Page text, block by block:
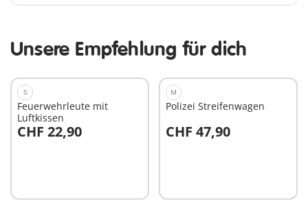
Unsere Empfehlung für dich
S
Feuerwehrleute mit
Luftkissen
CHF 22,90
In den Warenkorb
M
Polizei Streifenwagen
CHF 47,90
In den Warenkorb